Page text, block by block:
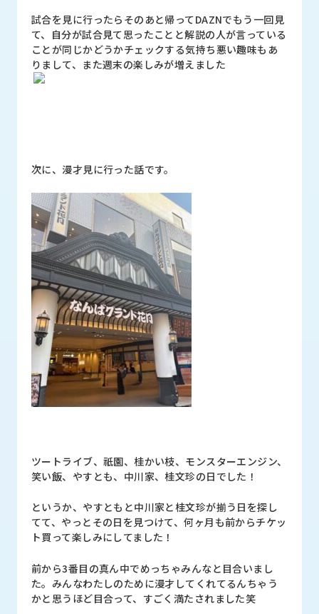
試合を見に行ったらそのあと帰ってDAZNでもう一回見
て、自分が試合見て思ったことと解説の人が言っている
ことが同じかどうかチェックする気持ち悪い趣味もあ
りまして、また週末の楽しみが増えました
次に、漫才見に行った話です。
ツートライブ、祇園、桂かい枝、モンスターエンジン、
笑い飯、やすとも、中川家、桂文珍の日でした！
というか、やすともと中川家と桂文珍が揃う日を探し
てて、やっとその日を見つけて、何ヶ月も前からチケッ
ト買って楽しみにしてました！
前から3番目の真ん中でめっちゃみんなと目合いまし
た。みんなわたしのために漫才してくれてるんちゃう
かと思うほど目合って、すごく満たされました笑